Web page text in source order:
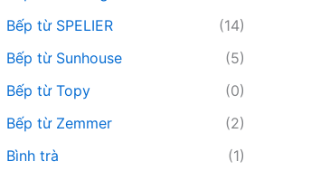
Bếp từ SPELIER
(14)
Bếp từ Sunhouse
(5)
Bếp từ Topy
(0)
Bếp từ Zemmer
(2)
Bình trà
(1)